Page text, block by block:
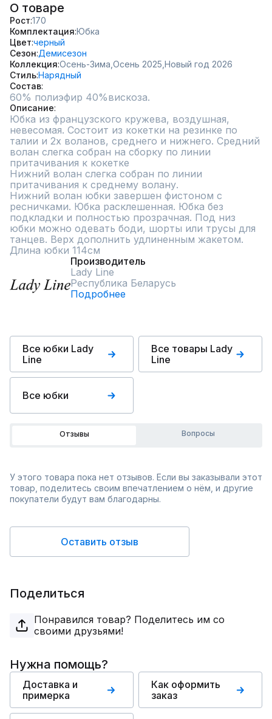
О товаре
Рост 170
Комплектация Юбка
Цвет черный
Сезон Демисезон
Коллекция Осень-Зима, Осень 2025, Новый год 2026
СтильНарядный
Состав
60% полиэфир 40%вискоза.
Описание
Юбка из французского кружева, воздушная,
невесомая. Состоит из кокетки на резинке по
талии и 2х воланов, среднего и нижнего. Средний
волан слегка собран на сборку по линии
притачивания к кокетке
Нижний волан слегка собран по линии
притачивания к среднему волану.
Нижний волан юбки завершен фистоном с
ресничками. Юбка расклешенная. Юбка без
подкладки и полностью прозрачная. Под низ
юбки можно одевать боди, шорты или трусы для
танцев. Верх дополнить удлиненным жакетом.
Длина юбки 114см
Производитель
Lady Line
Республика Беларусь
Подробнее
Все юбки Lady
Line
Все товары Lady
Line
Все юбки
Отзывы Вопросы
У этого товара пока нет отзывов. Если вы заказывали этот
товар, поделитесь своим впечатлением о нём, и другие
покупатели будут вам благодарны.
Оставить отзыв
Поделиться
Понравился товар? Поделитесь им со
своими друзьями!
Нужна помощь?
Доставка и
примерка
Как оформить
заказ